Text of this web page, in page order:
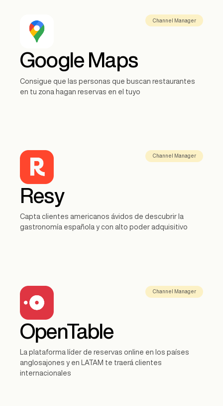
Channel Manager
Google Maps
Consigue que las personas que buscan restaurantes
en tu zona hagan reservas en el tuyo
Channel Manager
Resy
Capta clientes americanos ávidos de descubrir la
gastronomía española y con alto poder adquisitivo
Channel Manager
OpenTable
La plataforma líder de reservas online en los países
anglosajones y en LATAM te traerá clientes
internacionales